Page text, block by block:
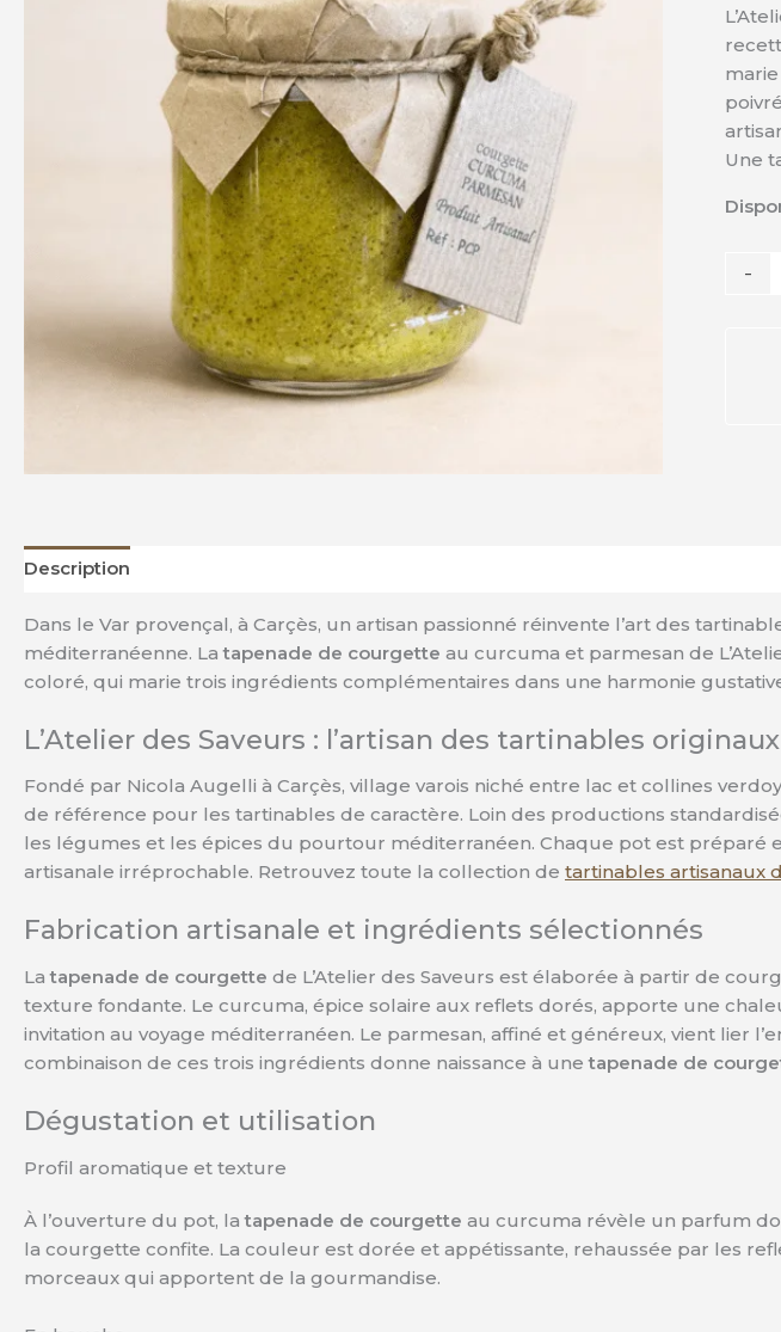
Une
-
et
–
des
Carçès
Description
Dans le Var provençal, à Carçès, un artisan passionné réinvente l’art des
méditerranéenne. Latapenade de courgette au curcuma et parmesan de
coloré, qui marie trois ingrédients complémentaires dans une harmonie
L’Atelier des Saveurs : l’artisan des tartinables
Fondé par Nicola Augelli à Carçès, village varois niché entre lac et collines
de référence pour les tartinables de caractère. Loin des productions
les légumes et les épices du pourtour méditerranéen. Chaque pot est
artisanale irréprochable. Retrouvez toute la collection de tartinables artisanaux
Fabrication artisanale et ingrédients sélectionnés
Latapenade de courgette de L’Atelier des Saveurs est élaborée à partir de
texture fondante. Le curcuma, épice solaire aux reflets dorés, apporte une
invitation au voyage méditerranéen. Le parmesan, affiné et généreux, vient lier
combinaison de ces trois ingrédients donne naissance à unetapenade de
Dégustation et utilisation
Profil aromatique et texture
À l’ouverture du pot, latapenade de courgette au curcuma révèle un parfum
la courgette confite. La couleur est dorée et appétissante, rehaussée par les
morceaux qui apportent de la gourmandise.